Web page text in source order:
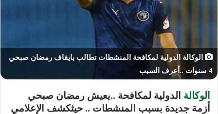
الوكالة الدولية لمكافحة المنشطات تطالب بايقاف رمضان صبحي
4 سنوات ..أعرف السبب
الوكالة الدولية لمكافحة ..يعيش رمضان صبحي
أزمة جديدة بسبب المنشطات .. حيثكشف الإعلامي